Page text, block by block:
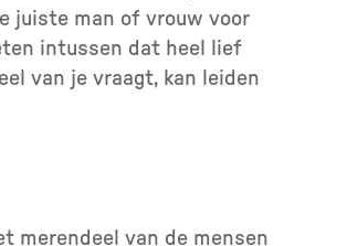
juiste man of vrouw voor
intussen dat heel lief
van je vraagt, kan leiden
merendeel van de mensen